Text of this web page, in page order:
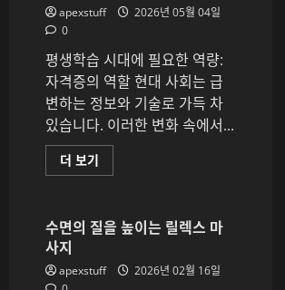
는
달
리
기
파,
아
로
마
피
과
마
치
apexstuff
2026년 05월 04일
0
평생학습 시대에 필요한 역량:
자격증의 역할 현대 사회는 급
변하는 정보와 기술로 가득 차
있습니다. 이러한 변화 속에서...
더 보기
생
대
에
한
수면의 질을 높이는 릴렉스 마
사지
apexstuff
2026년 02월 16일